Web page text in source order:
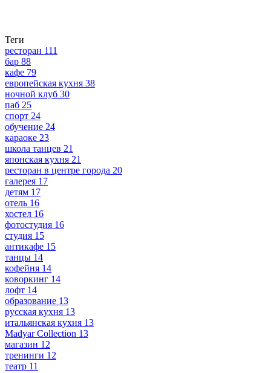
Теги
ресторан 111
бар 88
кафе 79
европейская кухня 38
ночной клуб 30
паб 25
спорт 24
обучение 24
караоке 23
школа танцев 21
японская кухня 21
ресторан в центре города 20
галерея 17
детям 17
отель 16
хостел 16
фотостудия 16
студия 15
антикафе 15
танцы 14
кофейня 14
коворкинг 14
лофт 14
образование 13
русская кухня 13
итальянская кухня 13
Madyar Collection 13
магазин 12
тренинги 12
театр 11